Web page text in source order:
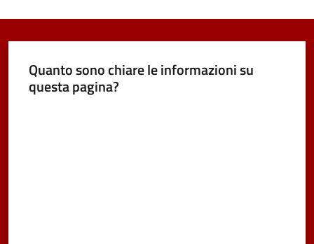
Quanto sono chiare le informazioni su
questa pagina?